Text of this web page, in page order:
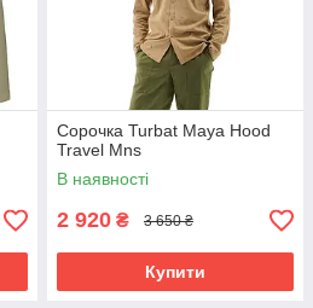
Сорочка Turbat Maya Hood
Travel Mns
В наявності
2 920 ₴ 3 650 ₴
Купити